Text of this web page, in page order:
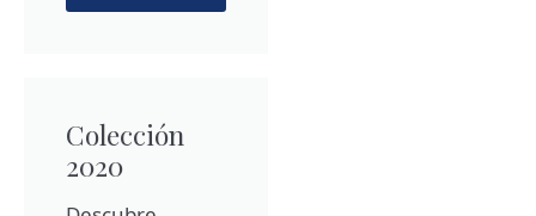
Colección
2020